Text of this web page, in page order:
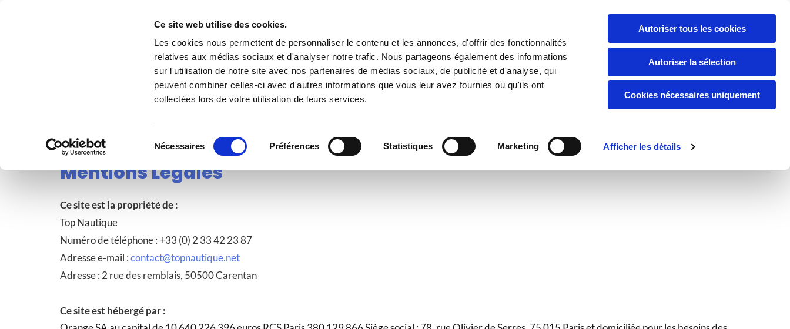
Ce site web utilise des cookies.
Les cookies nous permettent de personnaliser le contenu et les annonces, d'offrir des fonctionnalités
relatives aux médias sociaux et d'analyser notre trafic. Nous partageons également des informations
sur l'utilisation de notre site avec nos partenaires de médias sociaux, de publicité et d'analyse, qui
peuvent combiner celles-ci avec d'autres informations que vous leur avez fournies ou qu'ils ont
collectées lors de votre utilisation de leurs services.
du
Nécessaires Préférences Statistiques Marketing Afficher les détails
Autoriser tous les cookies
Autoriser la sélection
Cookies nécessaires uniquement
02 33 42 23 87
TOP NAUTIQUE
TOUT POUR VOTRE BATEAU SUR LE PORT DE CARENTAN!
ACCUEIL MAGASIN USHIP ENTRETIEN COQUE
Mentions Légales
Ce site est la propriété de :
Top Nautique
Numéro de téléphone :+33 (0) 2 33 42 23 87
Adresse e-mail :contact@topnautique.net
Adresse : 2 rue des remblais, 50500 Carentan
Ce site est hébergé par :